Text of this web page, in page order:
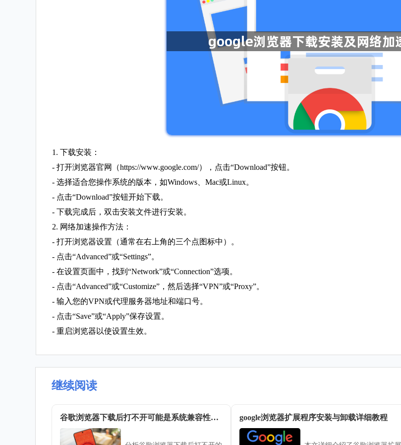
1. 下载安装：
- 打开浏览器官网（https://www.google.com/），点击“Download”按钮。
- 选择适合您操作系统的版本，如Windows、Mac或Linux。
- 点击“Download”按钮开始下载。
- 下载完成后，双击安装文件进行安装。
2. 网络加速操作方法：
- 打开浏览器设置（通常在右上角的三个点图标中）。
- 点击“Advanced”或“Settings”。
- 在设置页面中，找到“Network”或“Connection”选项。
- 点击“Advanced”或“Customize”，然后选择“VPN”或“Proxy”。
- 输入您的VPN或代理服务器地址和端口号。
- 点击“Save”或“Apply”保存设置。
- 重启浏览器以使设置生效。
继续阅读
谷歌浏览器下载后打不开可能是系统兼容性问题 google浏览器扩展程序安装与卸载详细教程